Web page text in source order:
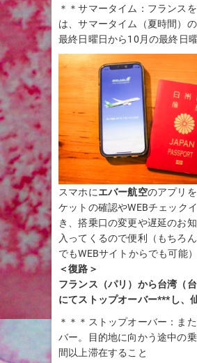
＊＊サマータイム：フランス
は、サマータイム（夏時間）
最終日曜日から10月の最終日
スマホにエバー航空のアプリ
ケットの確認やWEBチェック
き、搭乗口の変更や遅延のお
入ってくるので便利（もちろ
でもWEBサイトからでも可能）
＜復路＞
フランス（パリ）から台湾（
にてストップオーバー***し、
＊＊＊ストップオーバー：ま
バー。目的地に向かう途中の
間以上滞在すること